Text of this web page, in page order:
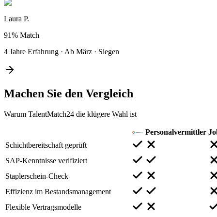
Laura P.
91% Match
4 Jahre Erfahrung · Ab März · Siegen
Machen Sie den Vergleich
Warum TalentMatch24 die klügere Wahl ist
Personalvermittler
Schichtbereitschaft geprüft
SAP-Kenntnisse verifiziert
Staplerschein-Check
Effizienz im Bestandsmanagement
Flexible Vertragsmodelle